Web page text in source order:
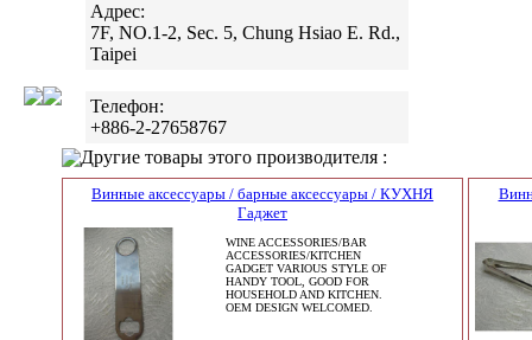
Адрес:
7F, NO.1-2, Sec. 5, Chung Hsiao E. Rd.,
Taipei
Телефон:
+886-2-27658767
Другие товары этого производителя :
Винные аксессуары / барные аксессуары / КУХНЯ
Гаджет
WINE ACCESSORIES/BAR
ACCESSORIES/KITCHEN
GADGET VARIOUS STYLE OF
HANDY TOOL, GOOD FOR
HOUSEHOLD AND KITCHEN.
OEM DESIGN WELCOMED.